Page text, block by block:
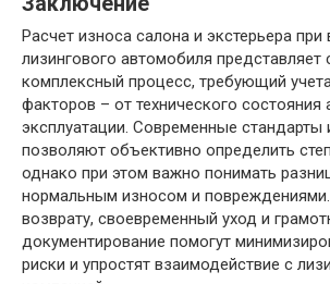
Расчет износа салона и экстерьера при
лизингового автомобиля представляет
комплексный процесс, требующий
факторов – от технического состояния
эксплуатации. Современные стандарты
позволяют объективно определить
однако при этом важно понимать
нормальным износом и
возврату, своевременный уход и
документирование помогут
риски и упростят взаимодействие с